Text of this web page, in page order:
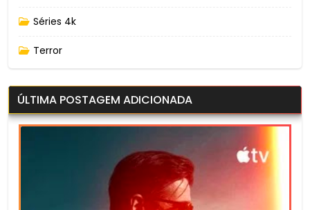
Séries 4k
Terror
ÚLTIMA POSTAGEM ADICIONADA